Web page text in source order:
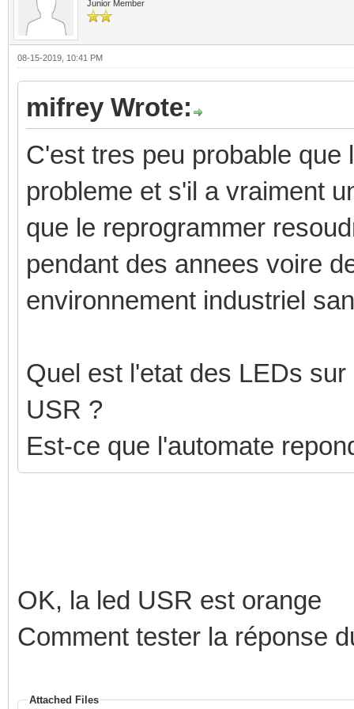
Junior Member
08-15-2019, 10:41 PM
mifrey Wrote:
C'est tres peu probable que
probleme et s'il a vraiment
que le reprogrammer
pendant des annees voire
environnement industriel
Quel est l'etat des LEDs
USR ?
Est-ce que l'automate
OK, la led USR est orange
Comment tester la réponse
Attached Files